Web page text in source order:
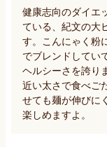
健康志向のダイエ
ている、紀文の大
す。こんにゃく粉
でブレンドしてい
ヘルシーさを誇り
近い太さで食べご
せても麺が伸びに
楽しめますよ。